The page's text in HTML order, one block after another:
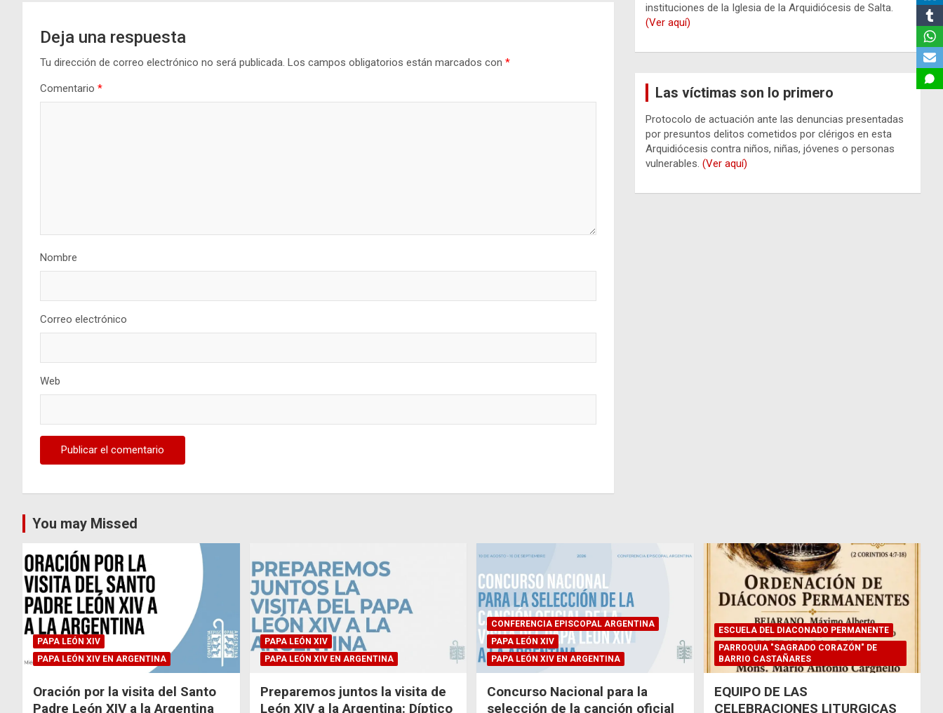
Deja una respuesta
Tu dirección de correo electrónico no será publicada. Los campos obligatorios están marcados con *
Comentario *
Nombre
Correo electrónico
Web
instituciones de la Iglesia de la Arquidiócesis de Salta.
(Ver aquí)
Las víctimas son lo primero
Protocolo de actuación ante las denuncias presentadas
por presuntos delitos cometidos por clérigos en esta
Arquidiócesis contra niños, niñas, jóvenes o personas
vulnerables.(Ver aquí)
You may Missed
PAPA LEÓN XIV
PAPA LEÓN XIV EN ARGENTINA
Oración por la visita del Santo
Padre León XIV a la Argentina
PAPA LEÓN XIV
PAPA LEÓN XIV EN ARGENTINA
Preparemos juntos la visita de
León XIV a la Argentina: Díptico
CONFERENCIA EPISCOPAL ARGENTINA
PAPA LEÓN XIV
PAPA LEÓN XIV EN ARGENTINA
Concurso Nacional para la
selección de la canción oficial
ESCUELA DEL DIACONADO PERMANENTE
PARROQUIA "SAGRADO CORAZÓN" DE
BARRIO CASTAÑARES
EQUIPO DE LAS
CELEBRACIONES LITURGICAS